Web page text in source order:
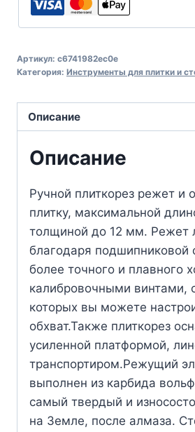
Артикул: c6741982ec0e
Категория: Инструменты для плитки и
Описание
Описание
Ручной плиткорез режет и
плитку, максимальной
толщиной до 12 мм. Режет
благодаря подшипниковой
более точного и плавного
калибровочными винтами,
которых вы можете
обхват.Также плиткорез
усиленной платформой,
транспортиром.Режущий
выполнен из карбида
самый твердый и
на Земле, после алмаза.